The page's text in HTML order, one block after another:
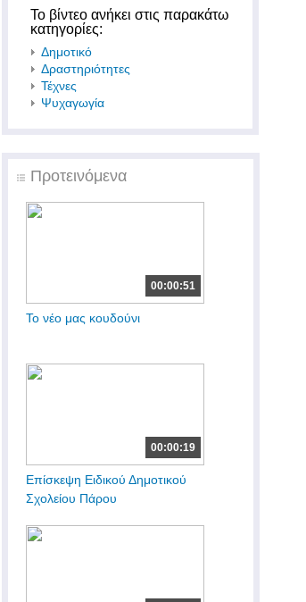
Το βίντεο ανήκει στις παρακάτω
κατηγορίες:
Δημοτικό
Δραστηριότητες
Τέχνες
Ψυχαγωγία
Προτεινόμενα
00:00:51
Το νέο μας κουδούνι
00:00:19
Επίσκεψη Ειδικού Δημοτικού
Σχολείου Πάρου